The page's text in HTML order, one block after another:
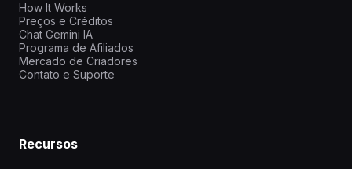
How It Works
Preços e Créditos
Chat Gemini IA
Programa de Afiliados
Mercado de Criadores
Contato e Suporte
Recursos